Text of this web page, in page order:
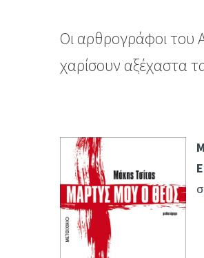
Οι αρθρογράφοι του
χαρίσουν αξέχαστα